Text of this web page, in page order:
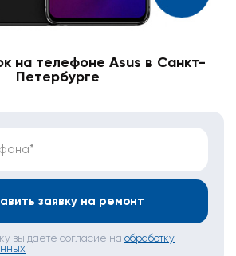
на телефоне Asus в Санкт-
Петербурге
заявку на ремонт
вы даете согласие на обработку